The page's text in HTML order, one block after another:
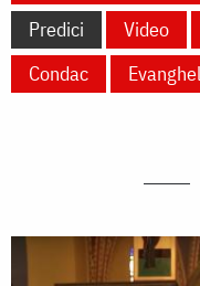
Predici
Video
Condac